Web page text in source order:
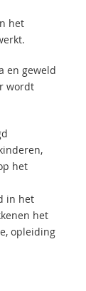
het
en geweld
wordt
het
in het
het
opleiding